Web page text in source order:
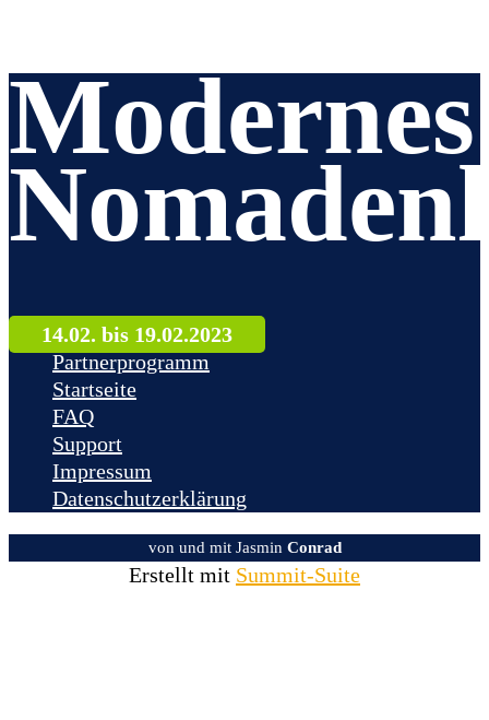
Modernes
14.02. bis 19.02.2023
Partnerprogramm
Startseite
FAQ
Support
Impressum
Datenschutzerklärung
von und mit Jasmin Conrad
Erstellt mit Summit-Suite